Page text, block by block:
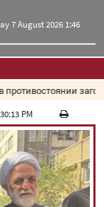
7 August 2026 1:46
PM